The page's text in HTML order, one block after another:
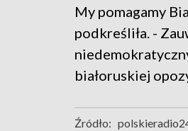
My pomagamy
podkreśliła. -
białoruskiej
Źródło: